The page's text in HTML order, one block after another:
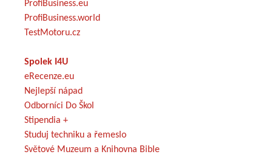
ProfiBusiness.eu
ProfiBusiness.world
TestMotoru.cz
Spolek I4U
eRecenze.eu
Nejlepší nápad
Odborníci Do Škol
Stipendia +
Studuj techniku a řemeslo
Světové Muzeum a Knihovna Bible